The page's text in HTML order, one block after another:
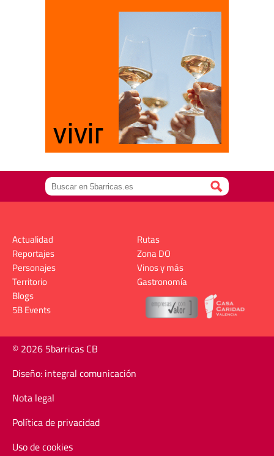
Actualidad
Reportajes
Personajes
Territorio
Rutas
Zona DO
Vinos y más
Gastronomía
Blogs
5B Events
© 2026 5barricas CB
Diseño: integral comunicación
Nota legal
Política de privacidad
Uso de cookies